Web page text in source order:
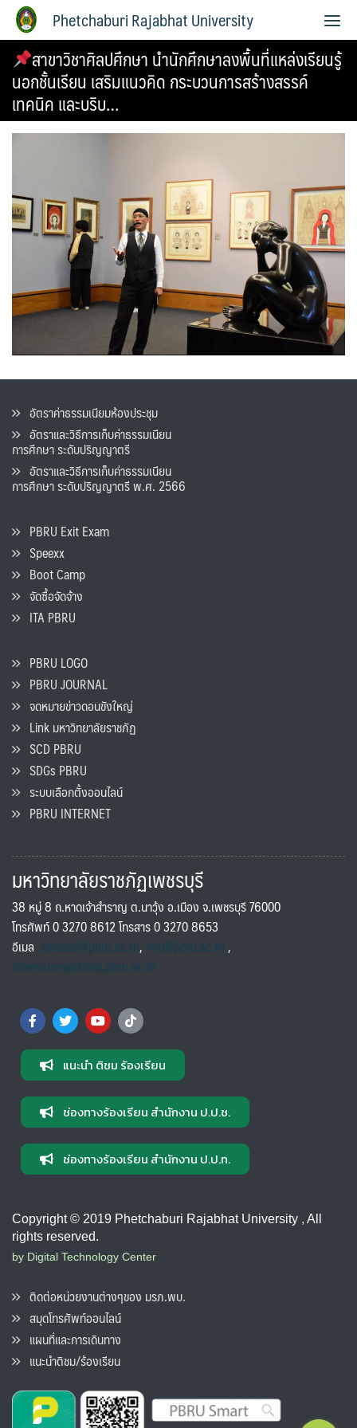
Phetchaburi Rajabhat University
สาขาวิชาศิลปศึกษา นำนักศึกษาลงพื้นที่แหล่งเรียนรู้
นอกชั้นเรียน เสริมแนวคิด กระบวนการสร้างสรรค์
เทคนิค และบริบ…
อัตราค่าธรรมเนียมห้องประชุม
อัตราและวิธีการเก็บค่าธรรมเนียน
การศึกษา ระดับปริญญาตรี
อัตราและวิธีการเก็บค่าธรรมเนียน
การศึกษา ระดับปริญญาตรี พ.ศ. 2566
PBRU Exit Exam
Speexx
Boot Camp
จัดซื้อจัดจ้าง
ITA PBRU
PBRU LOGO
PBRU JOURNAL
จดหมายข่าวดอนขังใหญ่
Link มหาวิทยาลัยราชภัฏ
SCD PBRU
SDGs PBRU
ระบบเลือกตั้งออนไลน์
PBRU INTERNET
มหาวิทยาลัยราชภัฏเพชรบุรี
38 หมู่ 8 ถ.หาดเจ้าสำราญ ต.นาวุ้ง อ.เมือง จ.เพชรบุรี 76000
โทรศัพท์ 0 3270 8612 โทรสาร 0 3270 8653
อีเมล saraban@pbru.ac.th, info@pbru.ac.th,
international@mail.pbru.ac.th
แนะนำ ติชม ร้องเรียน
ช่องทางร้องเรียน สำนักงาน ป.ป.ช.
ช่องทางร้องเรียน สำนักงาน ป.ป.ท.
Copyright © 2019 Phetchaburi Rajabhat University , All
rights reserved.
by Digital Technology Center
ติดต่อหน่วยงานต่างๆของ มรภ.พบ.
สมุดโทรศัพท์ออนไลน์
แผนที่และการเดินทาง
แนะนำติชม/ร้องเรียน